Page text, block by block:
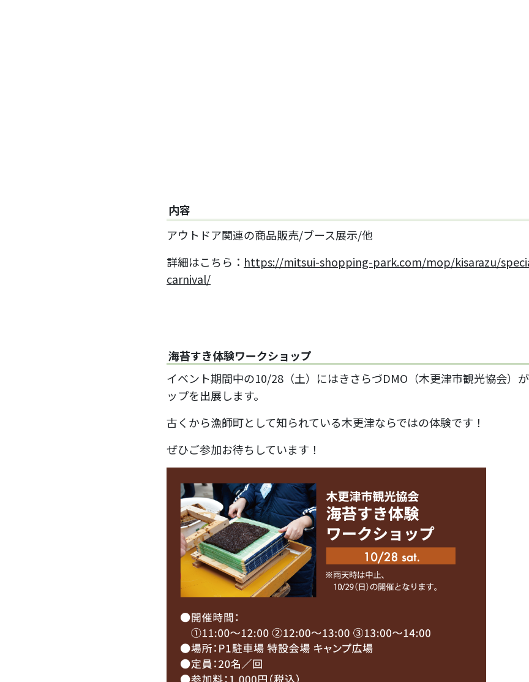
内容
アウトドア関連の商品販売/ブース展示/他
詳細はこちら： https://mitsui-shopping-park.com/mop/kisarazu/
carnival/
海苔すき体験ワークショップ
イベント期間中の10/28（土）にはきさらづDMO（木更津市観光協会）
ップを出展します。
古くから漁師町として知られている木更津ならではの体験です！
ぜひご参加お待ちしています！